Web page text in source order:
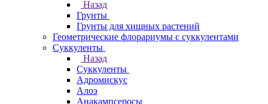
Назад
Грунты
Грунты для хищных растений
Геометрические флорариумы с суккулентами
Суккуленты
Назад
Суккуленты
Адромискус
Алоэ
Анакампсеросы